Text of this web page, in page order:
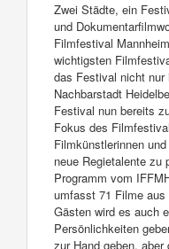
Zwei Städte, ein
und
Filmfestival
wichtigsten
das Festival nicht nur
Nachbarstadt
Festival nun bereits
Fokus des
Filmkünstlerinnen
neue Regietalente zu
Programm vom
umfasst 71 Filme aus
Gästen wird es auch
Persönlichkeiten
zur Hand geben,